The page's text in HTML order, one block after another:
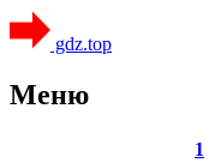
gdz.top
Меню
1